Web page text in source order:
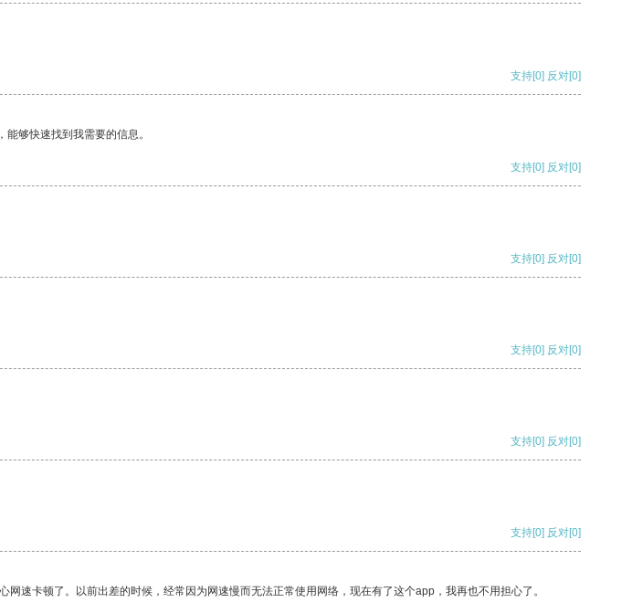
支持[0] 反对[0]
够快速找到我需要的信息。
支持[0] 反对[0]
支持[0] 反对[0]
支持[0] 反对[0]
支持[0] 反对[0]
支持[0] 反对[0]
速卡顿了。以前出差的时候，经常因为网速慢而无法正常使用网络，现在有了这个app，我再也不用担心了。